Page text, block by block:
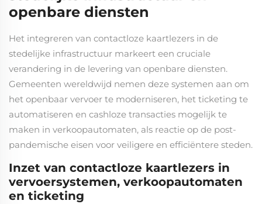
openbare diensten
Het integreren van contactloze kaartlezers in de
stedelijke infrastructuur markeert een cruciale
verandering in de levering van openbare diensten.
Gemeenten wereldwijd nemen deze systemen aan om
het openbaar vervoer te moderniseren, het ticketing te
automatiseren en cashloze transacties mogelijk te
maken in verkoopautomaten, als reactie op de post-
pandemische eisen voor veiligere en efficiëntere steden.
Inzet van contactloze kaartlezers in
vervoersystemen, verkoopautomaten
en ticketing